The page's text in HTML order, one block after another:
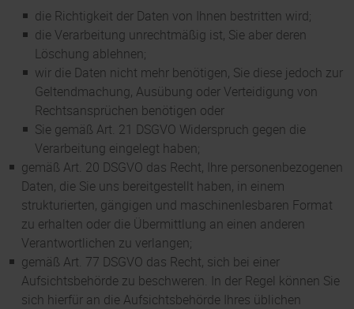
die Richtigkeit der Daten von Ihnen bestritten wird;
die Verarbeitung unrechtmäßig ist, Sie aber deren
Löschung ablehnen;
wir die Daten nicht mehr benötigen, Sie diese jedoch zur
Geltendmachung, Ausübung oder Verteidigung von
Rechtsansprüchen benötigen oder
Sie gemäß Art. 21 DSGVO Widerspruch gegen die
Verarbeitung eingelegt haben;
gemäß Art. 20 DSGVO das Recht, Ihre personenbezogenen
Daten, die Sie uns bereitgestellt haben, in einem
strukturierten, gängigen und maschinenlesbaren Format
zu erhalten oder die Übermittlung an einen anderen
Verantwortlichen zu verlangen;
gemäß Art. 77 DSGVO das Recht, sich bei einer
Aufsichtsbehörde zu beschweren. In der Regel können Sie
sich hierfür an die Aufsichtsbehörde Ihres üblichen